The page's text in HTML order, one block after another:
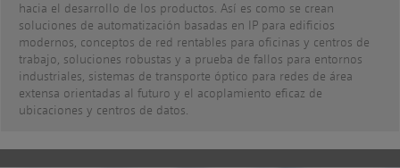
hacia el desarrollo de los productos. Así es como se crean
soluciones de automatización basadas en IP para edificios
modernos, conceptos de red rentables para oficinas y centros de
trabajo, soluciones robustas y a prueba de fallos para entornos
industriales, sistemas de transporte óptico para redes de área
extensa orientadas al futuro y el acoplamiento eficaz de
ubicaciones y centros de datos.